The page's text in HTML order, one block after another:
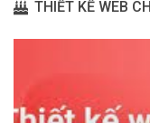
THIẾT KẾ WEB